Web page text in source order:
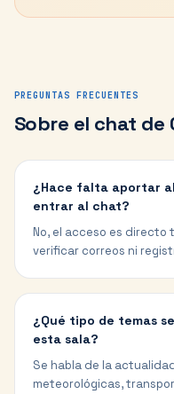
PREGUNTAS FRECUENTES
Sobre el chat de
¿Hace falta aportar
entrar al chat?
No, el acceso es directo
verificar correos ni
¿Qué tipo de temas
esta sala?
Se habla de la
meteorológicas,